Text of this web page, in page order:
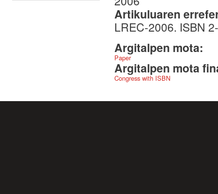
Artikuluaren
LREC-2006. ISBN
Argitalpen mota:
Paper
Argitalpen mota
Congress with ISBN